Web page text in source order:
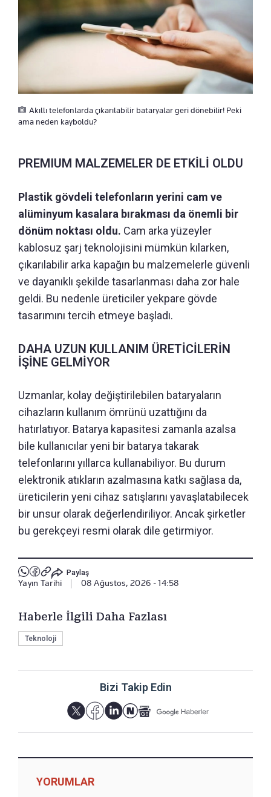
Akıllı telefonlarda çıkarılabilir bataryalar geri dönebilir! Peki
ama neden kayboldu?
PREMIUM MALZEMELER DE ETKİLİ OLDU
Plastik gövdeli telefonların yerini cam ve
alüminyum kasalara bırakması da önemli bir
dönüm noktası oldu. Cam arka yüzeyler
kablosuz şarj teknolojisini mümkün kılarken,
çıkarılabilir arka kapağın bu malzemelerle güvenli
ve dayanıklı şekilde tasarlanması daha zor hale
geldi. Bu nedenle üreticiler yekpare gövde
tasarımını tercih etmeye başladı.
DAHA UZUN KULLANIM ÜRETİCİLERİN
İŞİNE GELMİYOR
Uzmanlar, kolay değiştirilebilen bataryaların
cihazların kullanım ömrünü uzattığını da
hatırlatıyor. Batarya kapasitesi zamanla azalsa
bile kullanıcılar yeni bir batarya takarak
telefonlarını yıllarca kullanabiliyor. Bu durum
elektronik atıkların azalmasına katkı sağlasa da,
üreticilerin yeni cihaz satışlarını yavaşlatabilecek
bir unsur olarak değerlendiriliyor. Ancak şirketler
bu gerekçeyi resmi olarak dile getirmiyor.
Paylaş
Yayın Tarihi 08 Ağustos, 2026 - 14:58
Haberle İlgili Daha Fazlası
Teknoloji
Bizi Takip Edin
YORUMLAR